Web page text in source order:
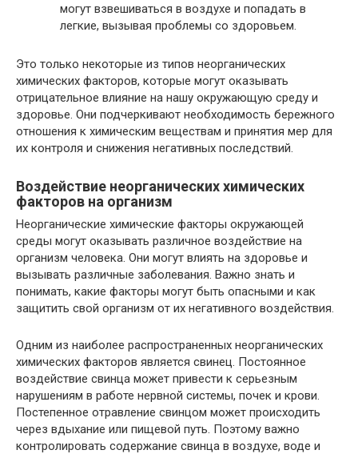
могут взвешиваться в воздухе и попадать в
легкие, вызывая проблемы со здоровьем.
Это только некоторые из типов неорганических
химических факторов, которые могут оказывать
отрицательное влияние на нашу окружающую среду и
здоровье. Они подчеркивают необходимость бережного
отношения к химическим веществам и принятия мер для
их контроля и снижения негативных последствий.
Воздействие неорганических химических
факторов на организм
Неорганические химические факторы окружающей
среды могут оказывать различное воздействие на
организм человека. Они могут влиять на здоровье и
вызывать различные заболевания. Важно знать и
понимать, какие факторы могут быть опасными и как
защитить свой организм от их негативного воздействия.
Одним из наиболее распространенных неорганических
химических факторов является свинец. Постоянное
воздействие свинца может привести к серьезным
нарушениям в работе нервной системы, почек и крови.
Постепенное отравление свинцом может происходить
через вдыхание или пищевой путь. Поэтому важно
контролировать содержание свинца в воздухе, воде и